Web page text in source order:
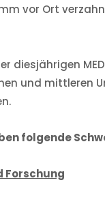
vor Ort
diesjährigen
und mittleren
folgende
Forschung